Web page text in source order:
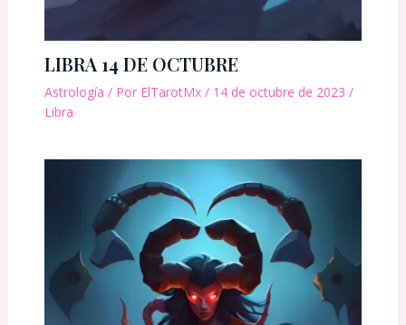
LIBRA 14 DE OCTUBRE
Astrología / Por ElTarotMx / 14 de octubre de 2023 /
Libra